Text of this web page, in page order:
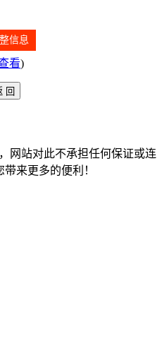
信息
看)
网站对此不承担任何保证或连
来更多的便利！